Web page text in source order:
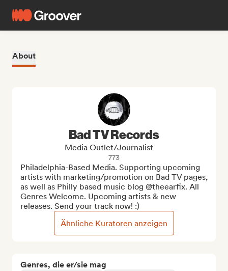
About
Genres, die er/sie mag
Bad TV Records
Media Outlet/Journalist
773
Philadelphia-Based Media. Supporting upcoming
artists with marketing/promotion on Bad TV pages,
as well as Philly based music blog @theearfix. All
Genres Welcome. Upcoming artists & new
releases. Send your track now! :)
Ähnliche Kuratoren anzeigen